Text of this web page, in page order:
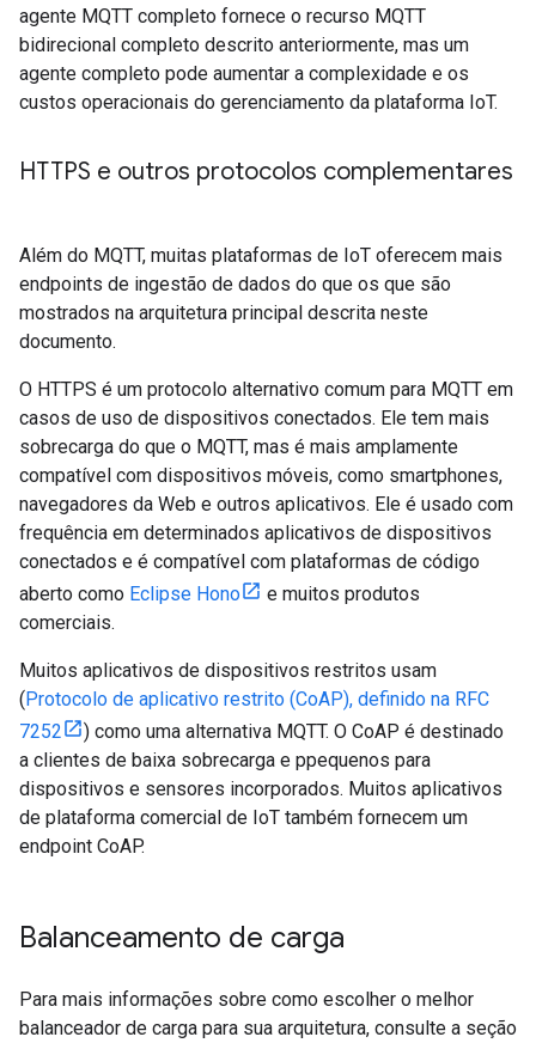
agente MQTT completo fornece o recurso MQTT
bidirecional completo descrito anteriormente, mas um
agente completo pode aumentar a complexidade e os
custos operacionais do gerenciamento da plataforma IoT.
HTTPS e outros protocolos complementares
Além do MQTT, muitas plataformas de IoT oferecem mais
endpoints de ingestão de dados do que os que são
mostrados na arquitetura principal descrita neste
documento.
O HTTPS é um protocolo alternativo comum para MQTT em
casos de uso de dispositivos conectados. Ele tem mais
sobrecarga do que o MQTT, mas é mais amplamente
compatível com dispositivos móveis, como smartphones,
navegadores da Web e outros aplicativos. Ele é usado com
frequência em determinados aplicativos de dispositivos
conectados e é compatível com plataformas de código
aberto como Eclipse Hono
e muitos produtos
comerciais.
Muitos aplicativos de dispositivos restritos usam
(Protocolo de aplicativo restrito (CoAP), definido na RFC
7252
) como uma alternativa MQTT. O CoAP é destinado
a clientes de baixa sobrecarga e ppequenos para
dispositivos e sensores incorporados. Muitos aplicativos
de plataforma comercial de IoT também fornecem um
endpoint CoAP.
Balanceamento de carga
Para mais informações sobre como escolher o melhor
balanceador de carga para sua arquitetura, consulte a seção